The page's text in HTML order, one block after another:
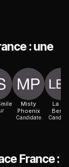
: une
Misty
Phoenix
Candidate
La Big
France :